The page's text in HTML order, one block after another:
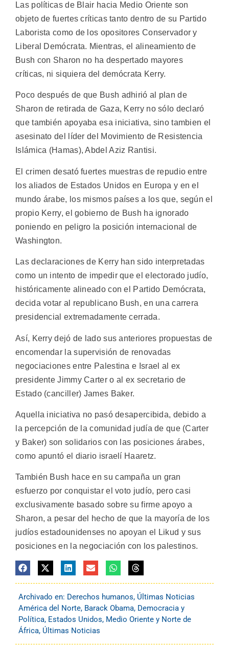
Las políticas de Blair hacia Medio Oriente son
objeto de fuertes críticas tanto dentro de su Partido
Laborista como de los opositores Conservador y
Liberal Demócrata. Mientras, el alineamiento de
Bush con Sharon no ha despertado mayores
críticas, ni siquiera del demócrata Kerry.
Poco después de que Bush adhirió al plan de
Sharon de retirada de Gaza, Kerry no sólo declaró
que también apoyaba esa iniciativa, sino tambien el
asesinato del líder del Movimiento de Resistencia
Islámica (Hamas), Abdel Aziz Rantisi.
El crimen desató fuertes muestras de repudio entre
los aliados de Estados Unidos en Europa y en el
mundo árabe, los mismos países a los que, según el
propio Kerry, el gobierno de Bush ha ignorado
poniendo en peligro la posición internacional de
Washington.
Las declaraciones de Kerry han sido interpretadas
como un intento de impedir que el electorado judío,
históricamente alineado con el Partido Demócrata,
decida votar al republicano Bush, en una carrera
presidencial extremadamente cerrada.
Así, Kerry dejó de lado sus anteriores propuestas de
encomendar la supervisión de renovadas
negociaciones entre Palestina e Israel al ex
presidente Jimmy Carter o al ex secretario de
Estado (canciller) James Baker.
Aquella iniciativa no pasó desapercibida, debido a
la percepción de la comunidad judía de que (Carter
y Baker) son solidarios con las posiciones árabes,
como apuntó el diario israelí Haaretz.
También Bush hace en su campaña un gran
esfuerzo por conquistar el voto judío, pero casi
exclusivamente basado sobre su firme apoyo a
Sharon, a pesar del hecho de que la mayoría de los
judíos estadounidenses no apoyan el Likud y sus
posiciones en la negociación con los palestinos.
Archivado en: Derechos humanos, Últimas Noticias
América del Norte, Barack Obama, Democracia y
Política, Estados Unidos, Medio Oriente y Norte de
África, Últimas Noticias